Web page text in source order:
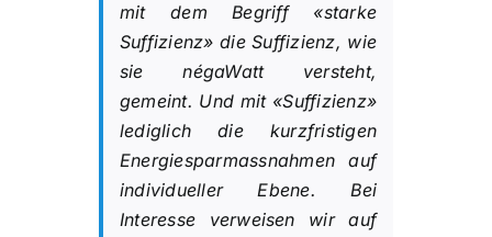
mit dem Begriff «starke
Suffizienz» die Suffizienz, wie
sie négaWatt versteht,
gemeint. Und mit «Suffizienz»
lediglich die kurzfristigen
Energiesparmassnahmen auf
individueller Ebene. Bei
Interesse verweisen wir auf